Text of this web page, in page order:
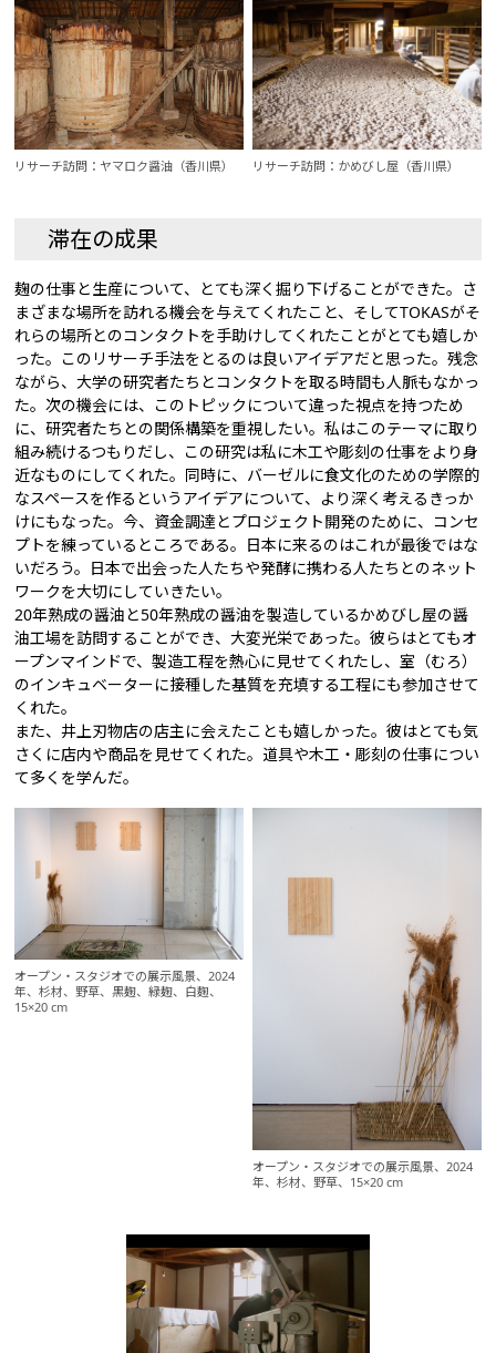
リサーチ訪問：ヤマロク醤油（香川県） リサーチ訪問：かめびし屋（香川県）
滞在の成果
麹の仕事と生産について、とても深く掘り下げることができた。さ
まざまな場所を訪れる機会を与えてくれたこと、そしてTOKASがそ
れらの場所とのコンタクトを手助けしてくれたことがとても嬉しか
った。このリサーチ手法をとるのは良いアイデアだと思った。残念
ながら、大学の研究者たちとコンタクトを取る時間も人脈もなかっ
た。次の機会には、このトピックについて違った視点を持つため
に、研究者たちとの関係構築を重視したい。私はこのテーマに取り
組み続けるつもりだし、この研究は私に木工や彫刻の仕事をより身
近なものにしてくれた。同時に、バーゼルに食文化のための学際的
なスペースを作るというアイデアについて、より深く考えるきっか
けにもなった。今、資金調達とプロジェクト開発のために、コンセ
プトを練っているところである。日本に来るのはこれが最後ではな
いだろう。日本で出会った人たちや発酵に携わる人たちとのネット
ワークを大切にしていきたい。
20年熟成の醤油と50年熟成の醤油を製造しているかめびし屋の醤
油工場を訪問することができ、大変光栄であった。彼らはとてもオ
ープンマインドで、製造工程を熱心に見せてくれたし、室（むろ）
のインキュベーターに接種した基質を充填する工程にも参加させて
くれた。
また、井上刃物店の店主に会えたことも嬉しかった。彼はとても気
さくに店内や商品を見せてくれた。道具や木工・彫刻の仕事につい
て多くを学んだ。
オープン・スタジオでの展示風景、2024
年、杉材、野草、黒麹、緑麹、白麴、
15×20 cm
オープン・スタジオでの展示風景、2024
年、杉材、野草、15×20 cm